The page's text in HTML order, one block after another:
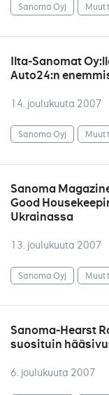
Sanoma Oyj Muut
Ilta-Sanomat
Auto24:n
14. joulukuuta 2007
Sanoma Oyj Muut
Sanoma
Good
Ukrainassa
13. joulukuuta 2007
Sanoma Oyj Muut
Sanoma-Hearst
suosituin
6. joulukuuta 2007